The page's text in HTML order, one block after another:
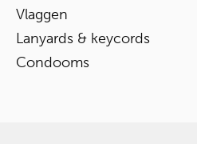
Vlaggen
Lanyards & keycords
Condooms